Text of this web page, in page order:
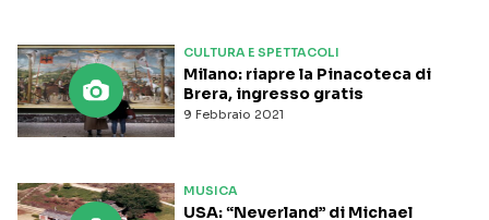
CULTURA E SPETTACOLI
9 Febbraio 2021
Milano: riapre la Pinacoteca di
Brera, ingresso gratis
MUSICA
USA: “Neverland” di Michael